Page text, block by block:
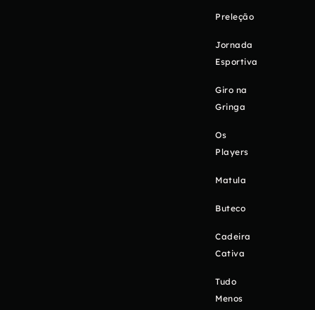
Preleção
Jornada
Esportiva
Giro na
Gringa
Os
Players
Matula
Buteco
Cadeira
Cativa
Tudo
Menos